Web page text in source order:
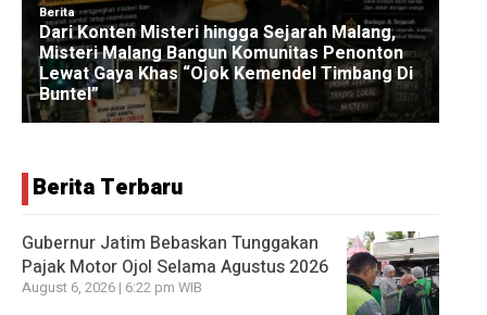
Berita Terbaru
Gubernur Jatim Bebaskan Tunggakan
Pajak Motor Ojol Selama Agustus 2026
August 6, 2026 | 6:22 pm WIB